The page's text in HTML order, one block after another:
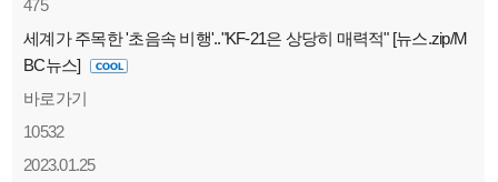
475
세계가 주목한 '초음속 비행'.."KF-21은 상당히 매력적" [뉴스.zip/M
BC뉴스]
바로가기
10532
2023.01.25